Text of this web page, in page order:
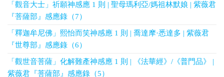
「觀音大士」祈願神感應 1 則 | 聖母瑪利亞/媽祖林默娘 | 紫薇君
『菩薩部』感應錄（7）
「釋迦牟尼佛」熙怡而笑神感應 1 則 | 喬達摩·悉達多 | 紫薇君
『世尊部』感應錄（6）
「觀世音菩薩」化解難產神感應 1 則 | 《法華經》/《普門品》 |
紫薇君『菩薩部』感應錄（5）